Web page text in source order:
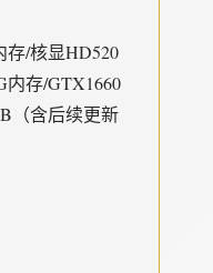
存/核显HD520
内存/GTX1660
（含后续更新